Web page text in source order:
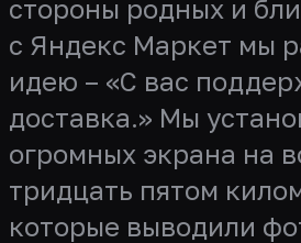
стороны родных и
с Яндекс Маркет мы
идею – «С вас
доставка.» Мы
огромных экрана на
тридцать пятом
которые выводили